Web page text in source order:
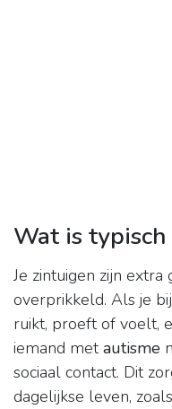
Wat is
Je zintuigen zijn
overprikkeld. Als je
ruikt, proeft of voelt,
iemand metautisme
sociaal contact. Dit
dagelijkse leven,